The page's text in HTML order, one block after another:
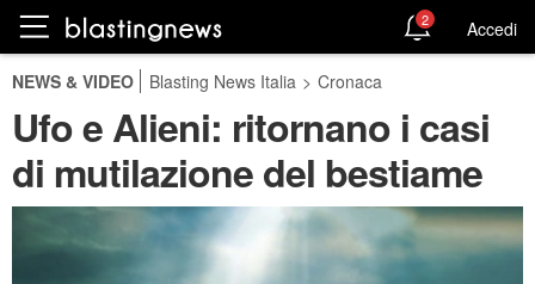
2 Accedi
NEWS & VIDEO Blasting News Italia > Cronaca
Ufo e Alieni: ritornano i casi
di mutilazione del bestiame